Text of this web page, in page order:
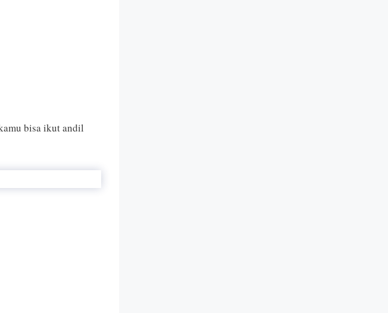
bisa ikut andil